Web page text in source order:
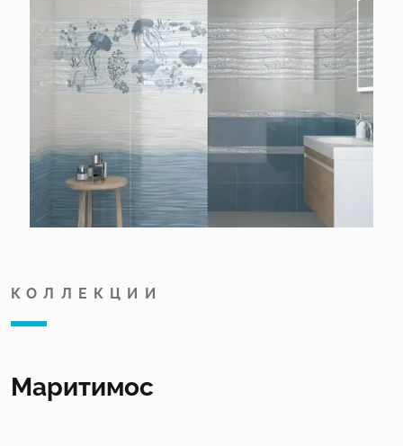
КОЛЛЕКЦИИ
Маритимос